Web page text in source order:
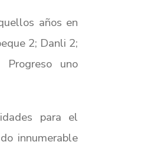
años en
2; Danli 2;
uno
para el
innumerable